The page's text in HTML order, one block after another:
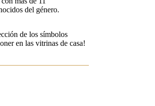
del género.
de los símbolos
en las vitrinas de casa!